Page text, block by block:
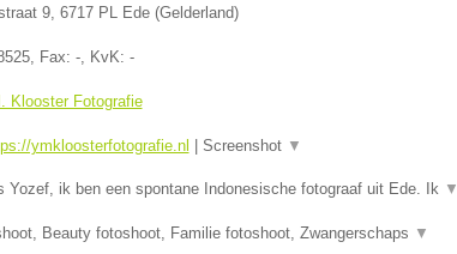
9, 6717 PL Ede(Gelderland)
, Fax: -, KvK: -
Klooster Fotografie
ymkloosterfotografie.nl Screenshot ▼
Yozef, ik ben een spontane Indonesische fotograaf uit Ede. Ik ▼
Beauty fotoshoot, Familie fotoshoot, Zwangerschaps ▼